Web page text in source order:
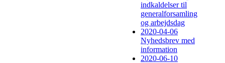
indkaldelser til
generalforsamling
og arbejdsdag
2020-04-06
Nyhedsbrev med
information
2020-06-10